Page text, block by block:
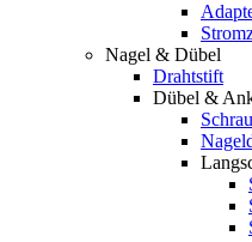
Nagel & Dübel
Drahtstift
Dübel &